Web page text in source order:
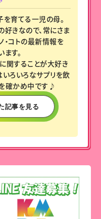
育てる一児の母。
好きなので、常にさま
・コトの最新情報を
す。
関することが大好き
いろいろなサプリを飲
確かめ中です♪
記事を見る